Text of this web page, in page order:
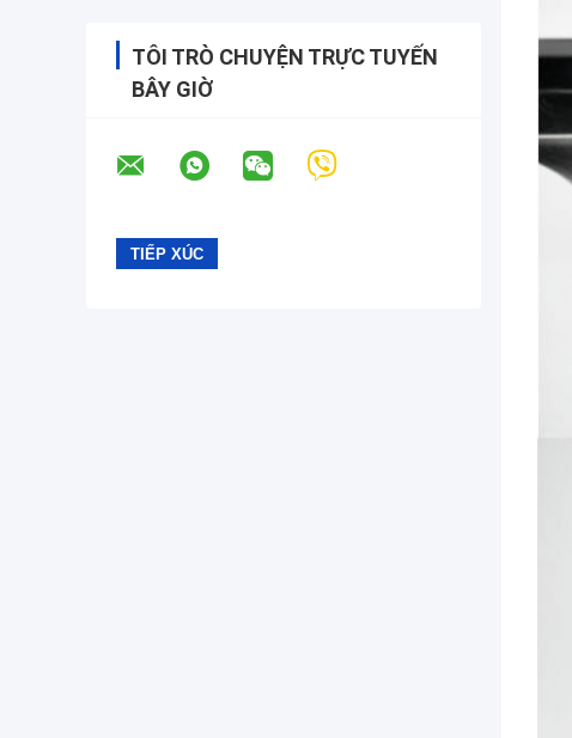
TÔI TRÒ CHUYỆN TRỰC TUYẾN
BÂY GIỜ